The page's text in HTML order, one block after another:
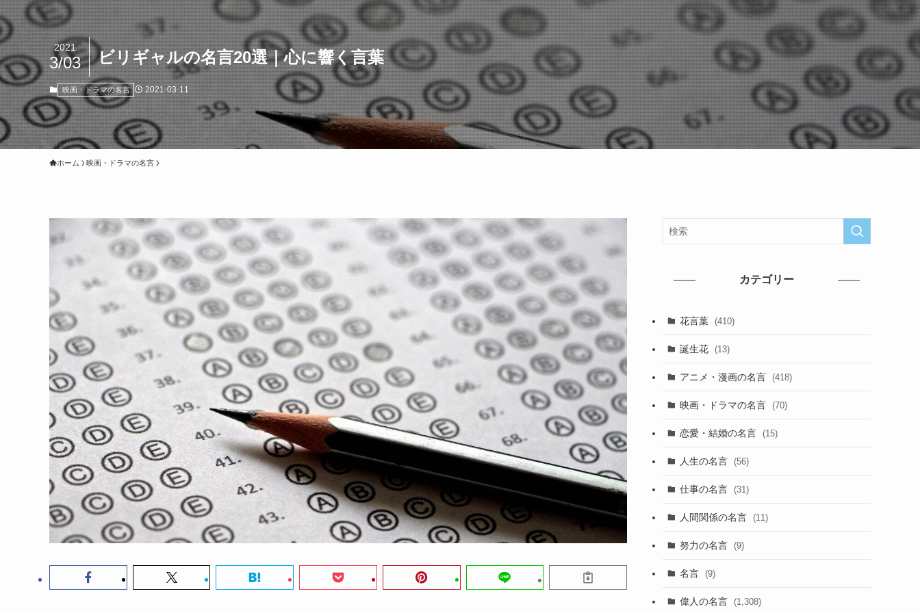
ビリギャルの名言20選｜心に響く言葉
2021
3/03
映画・ドラマの名言 2021-03-11
ホーム 映画・ドラマの名言
カテゴリー
花言葉 (410)
誕生花 (13)
アニメ・漫画の名言 (418)
映画・ドラマの名言 (70)
恋愛・結婚の名言 (15)
人生の名言 (56)
仕事の名言 (31)
人間関係の名言 (11)
努力の名言 (9)
名言 (9)
偉人の名言 (1,308)